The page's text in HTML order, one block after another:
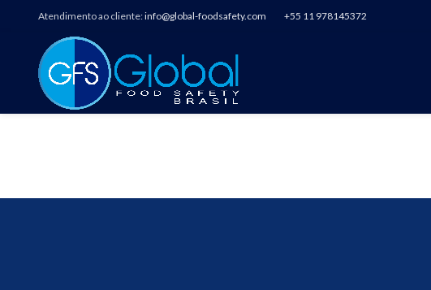
Atendimento ao cliente:info@global-foodsafety.com +55 11 978145372
CURSO